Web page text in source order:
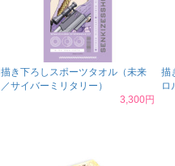
描き下ろしスポーツタオル（未来
／サイバーミリタリー）
3,300円
描
ロ